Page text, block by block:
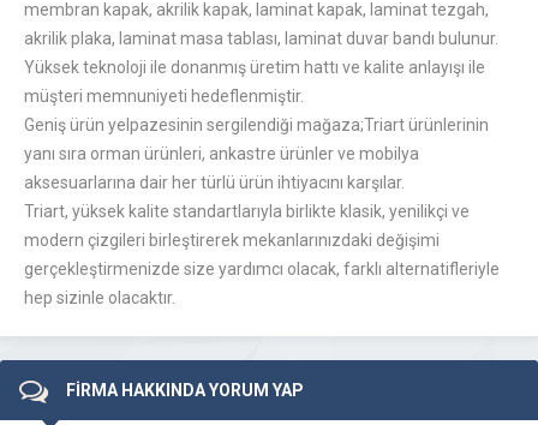
membran kapak, akrilik kapak, laminat kapak, laminat tezgah,
akrilik plaka, laminat masa tablası, laminat duvar bandı bulunur.
Yüksek teknoloji ile donanmış üretim hattı ve kalite anlayışı ile
müşteri memnuniyeti hedeflenmiştir.
Geniş ürün yelpazesinin sergilendiği mağaza;Triart ürünlerinin
yanı sıra orman ürünleri, ankastre ürünler ve mobilya
aksesuarlarına dair her türlü ürün ihtiyacını karşılar.
Triart, yüksek kalite standartlarıyla birlikte klasik, yenilikçi ve
modern çizgileri birleştirerek mekanlarınızdaki değişimi
gerçekleştirmenizde size yardımcı olacak, farklı alternatifleriyle
hep sizinle olacaktır.
FİRMA HAKKINDA YORUM YAP